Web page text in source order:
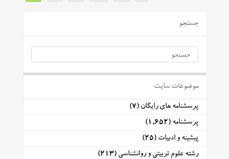
جستجو
موضوعات سایت
پرسشنامه های رایگان (7)
پرسشنامه (1,652)
پیشینه و ادبیات (25)
رشته علوم تربیتی و روانشناسی (213)